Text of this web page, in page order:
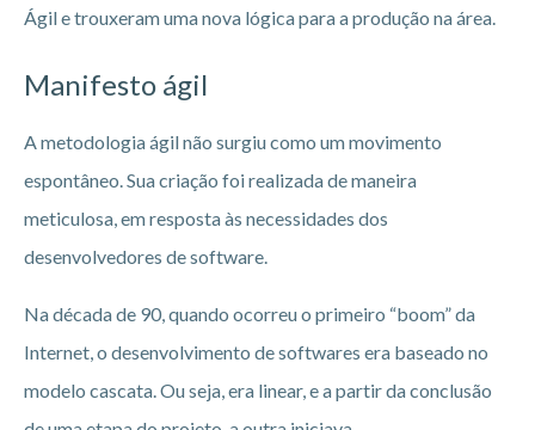
Ágil e trouxeram uma nova lógica para a produção na área.
Manifesto ágil
A metodologia ágil não surgiu como um movimento
espontâneo. Sua criação foi realizada de maneira
meticulosa, em resposta às necessidades dos
desenvolvedores de software.
Na década de 90, quando ocorreu o primeiro “boom” da
Internet, o desenvolvimento de softwares era baseado no
modelo cascata. Ou seja, era linear, e a partir da conclusão